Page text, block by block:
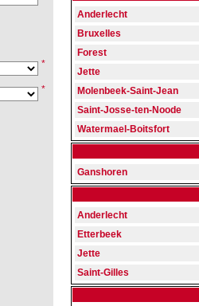
*
*
Anderlecht
Bruxelles
Forest
Jette
Molenbeek-Saint-Jean
Saint-Josse-ten-Noode
Watermael-Boitsfort
Ganshoren
Anderlecht
Etterbeek
Jette
Saint-Gilles